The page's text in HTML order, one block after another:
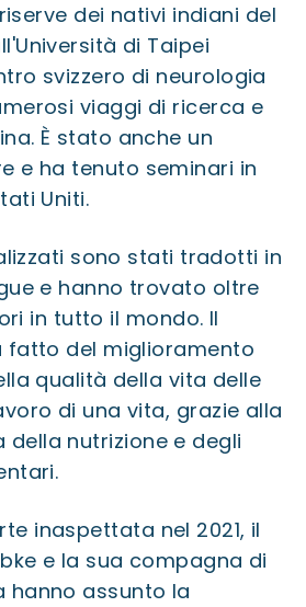
dei nativi indiani del
di Taipei
svizzero di neurologia
viaggi di ricerca e
È stato anche un
e ha tenuto seminari in
Uniti.
sono stati tradotti in
e hanno trovato oltre
in tutto il mondo. Il
fatto del miglioramento
qualità della vita delle
di una vita, grazie alla
della nutrizione e degli
inaspettata nel 2021, il
e la sua compagna di
hanno assunto la